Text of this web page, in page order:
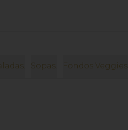
Sopas. Fondos Veggies